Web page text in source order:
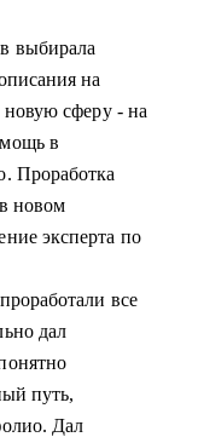
выбирала
на
новую сферу - на
в
Проработка
новом
эксперта по
все
дал
путь,
Дал